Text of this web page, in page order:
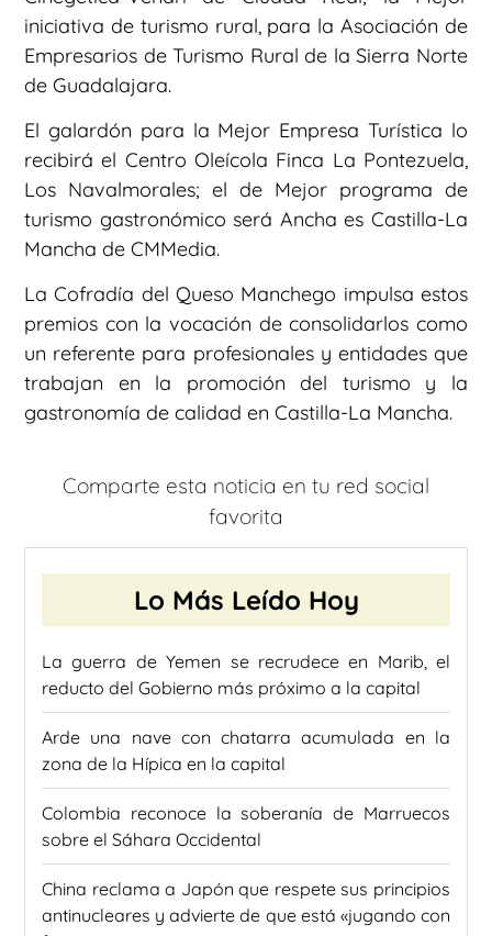
iniciativa de turismo rural, para la Asociación de
Empresarios de Turismo Rural de la Sierra Norte
de Guadalajara.
El galardón para la Mejor Empresa Turística lo
recibirá el Centro Oleícola Finca La Pontezuela,
Los Navalmorales; el de Mejor programa de
turismo gastronómico será Ancha es Castilla-La
Mancha de CMMedia.
La Cofradía del Queso Manchego impulsa estos
premios con la vocación de consolidarlos como
un referente para profesionales y entidades que
trabajan en la promoción del turismo y la
gastronomía de calidad en Castilla-La Mancha.
Comparte esta noticia en tu red social
favorita
Lo Más Leído Hoy
La guerra de Yemen se recrudece en Marib, el
reducto del Gobierno más próximo a la capital
Arde una nave con chatarra acumulada en la
zona de la Hípica en la capital
Colombia reconoce la soberanía de Marruecos
sobre el Sáhara Occidental
China reclama a Japón que respete sus principios
antinucleares y advierte de que está «jugando con